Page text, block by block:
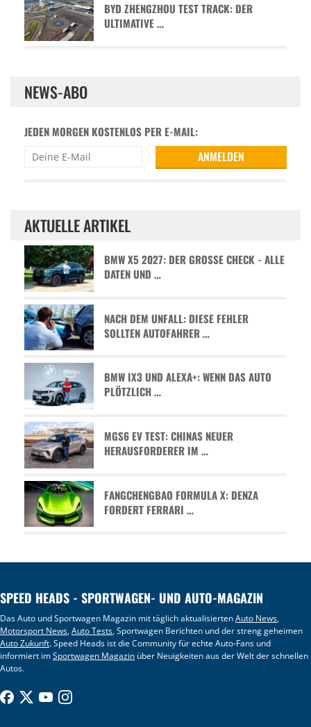
BYD ZHENGZHOU TEST TRACK: DER
ULTIMATIVE …
NEWS-ABO
JEDEN MORGEN KOSTENLOS PER E-MAIL:
AKTUELLE ARTIKEL
BMW X5 2027: DER GROSSE CHECK - ALLE D
ATEN UND …
NACH DEM UNFALL: DIESE FEHLER
SOLLTEN AUTOFAHRER …
BMW IX3 UND ALEXA+: WENN DAS AUTO
PLÖTZLICH …
MGS6 EV TEST: CHINAS NEUER
HERAUSFORDERER IM …
FANGCHENGBAO FORMULA X: DENZA
FORDERT FERRARI …
SPEED HEADS - SPORTWAGEN- UND AUTO-MAGAZIN
Das Auto und Sportwagen Magazin mit täglich aktualisiertenAuto News,
Motorsport News,Auto Tests, Sportwagen Berichten und der streng geheimen
Auto Zukunft. Speed Heads ist die Community für echte Auto-Fans und
informiert imSportwagen Magazin über Neuigkeiten aus der Welt der schnellen
Autos.